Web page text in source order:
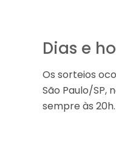
Dias e
Os sorteios
São Paulo/SP,
sempre às 20h.